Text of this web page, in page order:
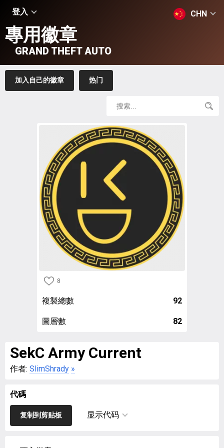
登入 CHN
專用徽章
GRAND THEFT AUTO
加入自己的徽章 热门
8
複製總數 92
圖層數 82
SekC Army Current
作者: SlimShrady »
代碼
复制到剪贴板 显示代码